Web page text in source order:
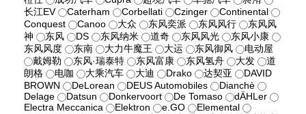
长江EV
Caterham Corbellati Czinger
Continental
Conquest
Canoo 大众 东风奕派 东风风行
东风风
神
东风 DS 东风纳米 道奇 东风风光
东风小康
东风风度
东南 大力牛魔王 大运 东风御风
电动屋
戴姆勒
东风·瑞泰特 东风富康 东风氢舟 大发
道
朗格
电咖 大乘汽车 大迪 Drako 达契亚
DAVID
BROWN
DeLorean DEUS Automobiles
Dianchè
Delage
Datsun Donkervoort De Tomaso
dÄHLer
Electra Meccanica
Elektron e.GO
Elemental